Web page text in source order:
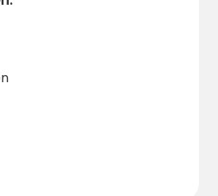
Mindestens ein Mitglied
18 Jahre oder älter sein.
in vollen Zügen zu erleben,
jetzt zu buchen - in der
Stellplätze schnell weg!